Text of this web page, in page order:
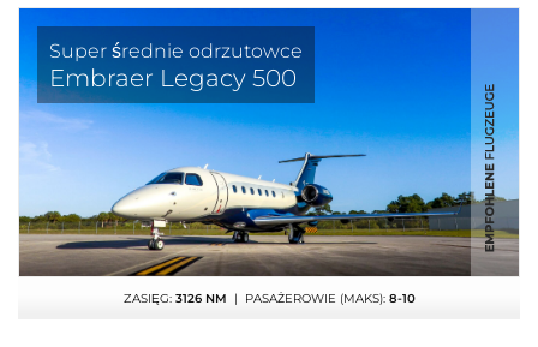
Super średnie odrzutowce
Embraer Legacy 500
ZASIĘG: 3126 NM | PASAŻEROWIE (MAKS): 8-10